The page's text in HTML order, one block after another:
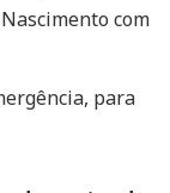
com
para